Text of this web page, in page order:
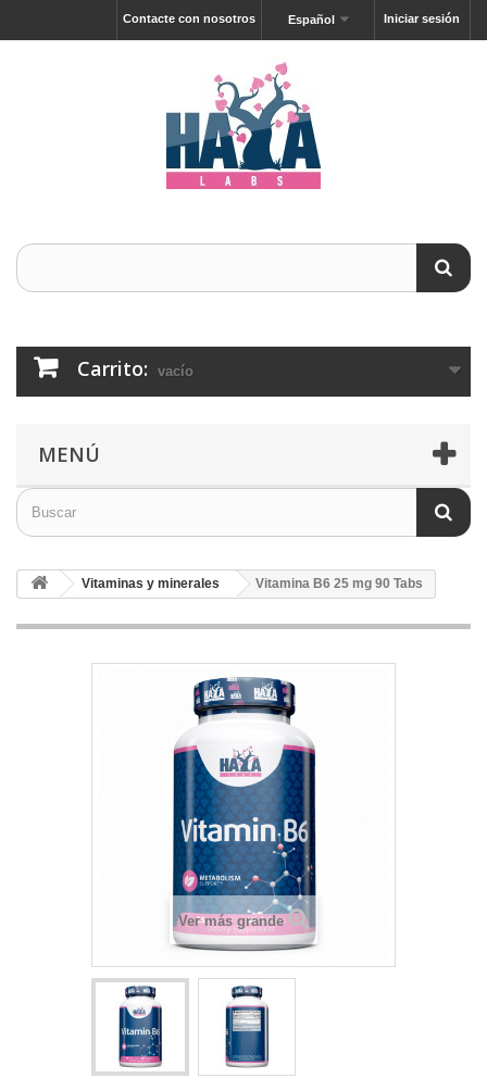
Iniciar sesión
Español
Contacte con nosotros
Carrito: vacío
MENÚ
Vitaminas y minerales Vitamina B6 25 mg 90 Tabs
Ver más grande